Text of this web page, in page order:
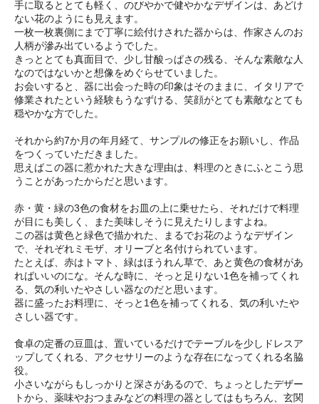
手に取るととても軽く、のびやかで健やかなデザインは、あどけ
ない花のようにも見えます。
一枚一枚裏側にまで丁寧に絵付けされた器からは、作家さんのお
人柄が滲み出ているようでした。
きっととても真面目で、少し甘酸っぱさの残る、そんな素敵な人
なのではないかと想像をめぐらせていました。
お会いすると、器に出会った時の印象はそのままに、イタリアで
修業されたという経験もうなずける、笑顔がとても素敵なとても
穏やかな方でした。
それから約7か月の年月経て、サンプルの修正をお願いし、作品
をつくっていただきました。
思えばこの器に惹かれた大きな理由は、料理のときにふとこう思
うことがあったからだと思います。
赤・黄・緑の3色の食材をお皿の上に乗せたら、それだけで料理
が目にも美しく、また美味しそうに見えたりしますよね。
この器は黄色と緑色で描かれた、まるでお花のようなデザイン
で、それぞれミモザ、オリーブと名付けられています。
たとえば、赤はトマト、緑はほうれん草で、あと黄色の食材があ
ればいいのにな。そんな時に、そっと足りない1色を補ってくれ
る、気の利いたやさしい器なのだと思います。
器に盛ったお料理に、そっと1色を補ってくれる、気の利いたや
さしい器です。
食卓の定番の豆皿は、置いているだけでテーブルを少しドレスア
ップしてくれる、アクセサリーのような存在になってくれる名脇
役。
小さいながらもしっかりと深さがあるので、ちょっとしたデザー
トから、薬味やおつまみなどの料理の器としてはもちろん、玄関